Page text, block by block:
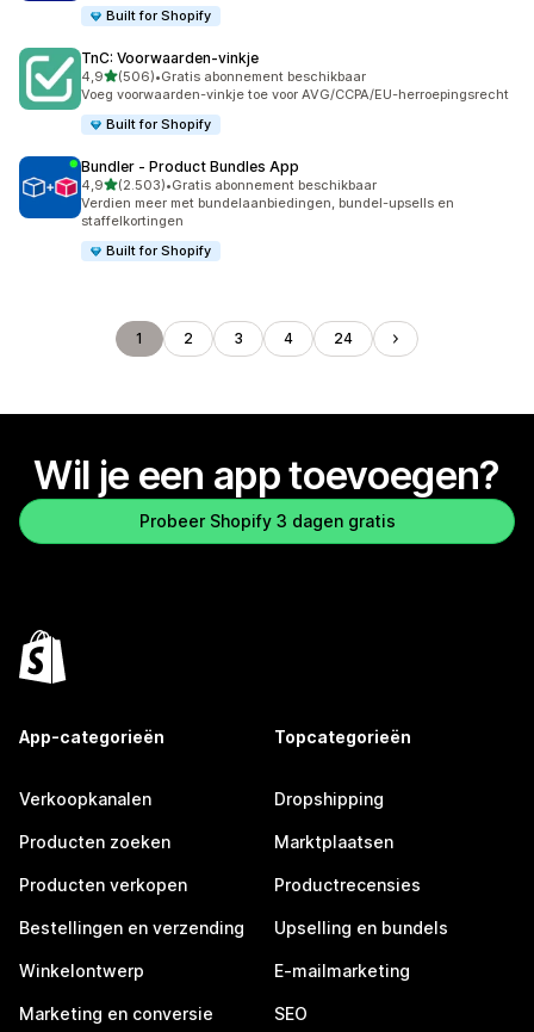
Built for Shopify
TnC: Voorwaarden‑vinkje
4,9van 5 sterren
(506)
506 recensies in totaal
•Gratis abonnement beschikbaar
Voeg voorwaarden-vinkje toe voor AVG/CCPA/EU-herroepingsrecht
Built for Shopify
Bundler ‑ Product Bundles App
4,9van 5 sterren
(2.503)
2503 recensies in totaal
•Gratis abonnement beschikbaar
Verdien meer met bundelaanbiedingen, bundel-upsells en
staffelkortingen
Built for Shopify
1 2 3 4 24
Wil je een app toevoegen?
Probeer Shopify 3 dagen gratis
App-categorieën
Verkoopkanalen
Producten zoeken
Producten verkopen
Bestellingen en verzending
Winkelontwerp
Marketing en conversie
Topcategorieën
Dropshipping
Marktplaatsen
Productrecensies
Upselling en bundels
E-mailmarketing
SEO